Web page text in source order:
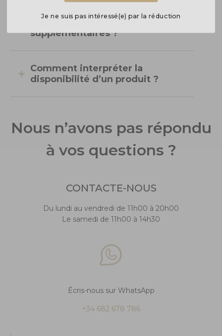
Y a-t-il d’autres frais ou coûts
supplémentaires ?
Comment interpréter la
disponibilité d’un produit ?
Nous n’avons pas répondu
à vos questions ?
CONTACTE-NOUS
Du lundi au vendredi de 11h00 à 20h00
Le samedi de 11h00 à 14h30
Écris-nous sur WhatsApp
+34 682 678 786
Je ne suis pas intéressé(e) par la réduction